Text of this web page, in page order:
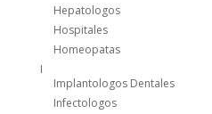
Hepatologos
Hospitales
Homeopatas
I
Implantologos Dentales
Infectologos